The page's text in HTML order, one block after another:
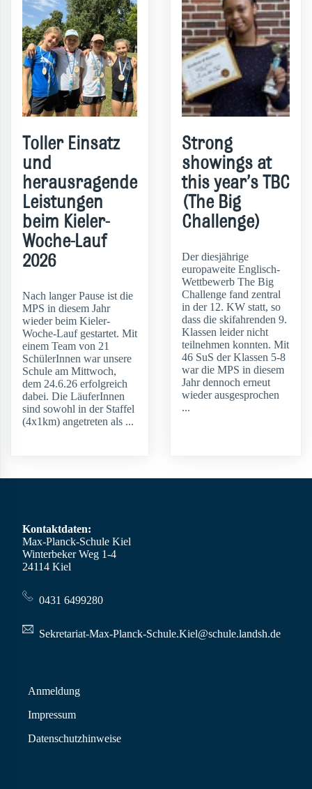
Toller Einsatz
und
herausragende
Leistungen
beim Kieler-
Woche-Lauf
2026
Nach langer Pause ist die
MPS in diesem Jahr
wieder beim Kieler-
Woche-Lauf gestartet. Mit
einem Team von 21
SchülerInnen war unsere
Schule am Mittwoch,
dem 24.6.26 erfolgreich
dabei. Die LäuferInnen
sind sowohl in der Staffel
(4x1km) angetreten als ...
Strong
showings at
this year’s TBC
(The Big
Challenge)
Der diesjährige
europaweite Englisch-
Wettbewerb The Big
Challenge fand zentral
in der 12. KW statt, so
dass die skifahrenden 9.
Klassen leider nicht
teilnehmen konnten. Mit
46 SuS der Klassen 5-8
war die MPS in diesem
Jahr dennoch erneut
wieder ausgesprochen
...
Kontaktdaten:
Max-Planck-Schule Kiel
Winterbeker Weg 1-4
24114 Kiel
0431 6499280
Sekretariat-Max-Planck-Schule.Kiel@schule.landsh.de
Anmeldung
Impressum
Datenschutzhinweise